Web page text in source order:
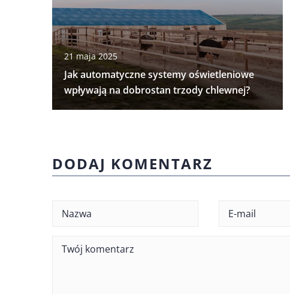
21 maja 2025
Jak automatyczne systemy oświetleniowe
wpływają na dobrostan trzody chlewnej?
DODAJ KOMENTARZ